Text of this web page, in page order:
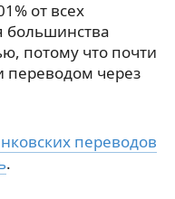
от всех
большинства
потому что почти
переводом через
переводов
.